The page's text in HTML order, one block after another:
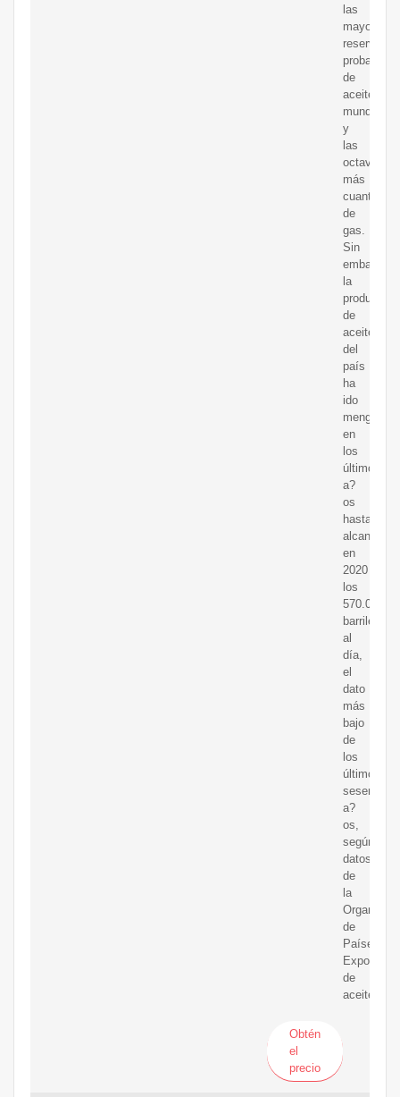
las
mayores
reservas
probadas
de
aceitedel
mundo
y
las
octavas
más
cuantiosas
de
gas.
Sin
embargo,
la
producción
de
del
país
ha
ido
en
los
últimos
a?
os
hasta
alcanzar
en
2020
los
570.000
barriles
al
día,
el
dato
más
bajo
de
los
últimos
sesenta
a?
os,
según
datos
de
la
de
Países
de
Obtén
el
precio